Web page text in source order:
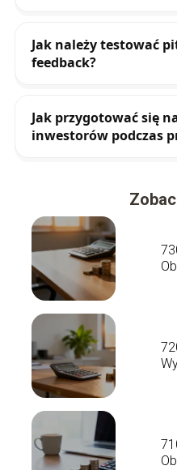
Jak należy testować
feedback?
Jak przygotować się
inwestorów podczas